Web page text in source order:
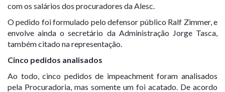
com os salários dos procuradores da Alesc.
O pedido foi formulado pelo defensor público Ralf Zimmer, e
envolve ainda o secretário da Administração Jorge Tasca,
também citado na representação.
Cinco pedidos analisados
Ao todo, cinco pedidos de impeachment foram analisados
pela Procuradoria, mas somente um foi acatado. De acordo